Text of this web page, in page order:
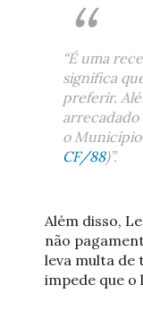
“É uma
significa
preferir.
o
CF/88)”.
Além disso,
não
leva multa de
impede que